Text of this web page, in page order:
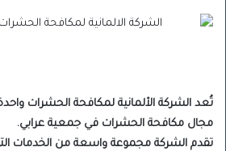
تُعد الشركة الألمانية لمكافحة الحشرات
مجال مكافحة الحشرات في جمعية عرابي.
تقدم الشركة مجموعة واسعة من الخدمات